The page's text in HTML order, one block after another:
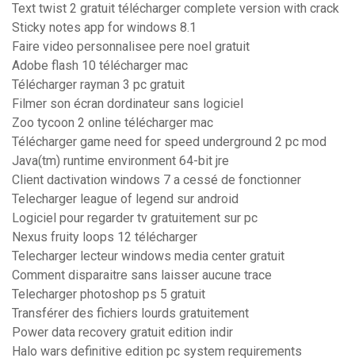
Text twist 2 gratuit télécharger complete version with crack
Sticky notes app for windows 8.1
Faire video personnalisee pere noel gratuit
Adobe flash 10 télécharger mac
Télécharger rayman 3 pc gratuit
Filmer son écran dordinateur sans logiciel
Zoo tycoon 2 online télécharger mac
Télécharger game need for speed underground 2 pc mod
Java(tm) runtime environment 64-bit jre
Client dactivation windows 7 a cessé de fonctionner
Telecharger league of legend sur android
Logiciel pour regarder tv gratuitement sur pc
Nexus fruity loops 12 télécharger
Telecharger lecteur windows media center gratuit
Comment disparaitre sans laisser aucune trace
Telecharger photoshop ps 5 gratuit
Transférer des fichiers lourds gratuitement
Power data recovery gratuit edition indir
Halo wars definitive edition pc system requirements